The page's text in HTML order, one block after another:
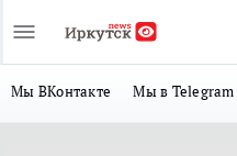
Мы ВКонтакте Мы в Telegram